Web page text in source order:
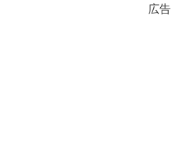
広告